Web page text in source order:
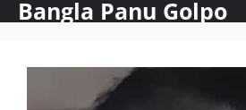
SkipBangla Panu Golpo